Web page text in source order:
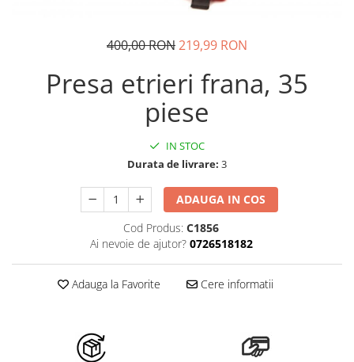
de Craciun
Sisteme de supraveghere si
400,00 RON219,99 RON
Presa etrieri frana, 35
piese
IN STOC
Durata de livrare: 3
ADAUGA IN COS
Cod Produs: C1856
Ai nevoie de ajutor? 0726518182
Adauga la Favorite Cere informatii